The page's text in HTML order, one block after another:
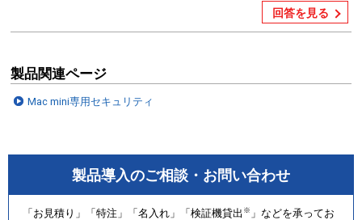
回答を見る
製品関連ページ
Mac mini専用セキュリティ
製品導入のご相談・お問い合わせ
「お見積り」「特注」「名入れ」「検証機貸出 ※ 」などを承ってお